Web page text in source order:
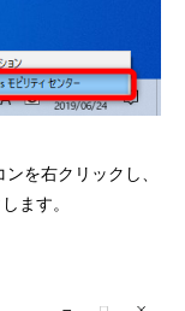
を右クリックし、
ます。